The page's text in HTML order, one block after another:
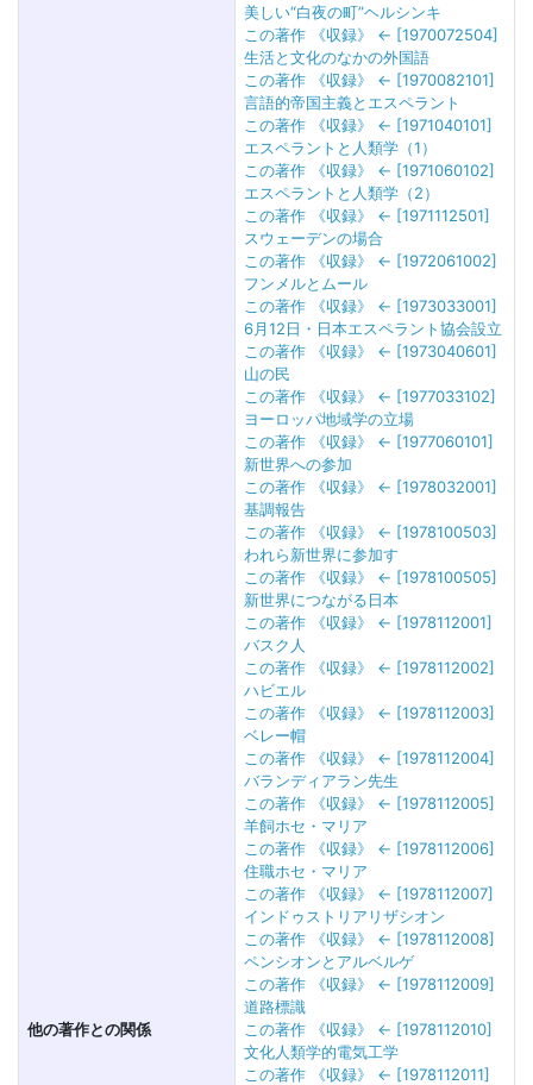
他の著作との関係
美しい“白夜の町”ヘルシンキ
この著作 《収録》 ← [1970072504]
生活と文化のなかの外国語
この著作 《収録》 ← [1970082101]
言語的帝国主義とエスペラント
この著作 《収録》 ← [1971040101]
エスペラントと人類学（1）
この著作 《収録》 ← [1971060102]
エスペラントと人類学（2）
この著作 《収録》 ← [1971112501]
スウェーデンの場合
この著作 《収録》 ← [1972061002]
フンメルとムール
この著作 《収録》 ← [1973033001]
6月12日・日本エスペラント協会設立
この著作 《収録》 ← [1973040601]
山の民
この著作 《収録》 ← [1977033102]
ヨーロッパ地域学の立場
この著作 《収録》 ← [1977060101]
新世界への参加
この著作 《収録》 ← [1978032001]
基調報告
この著作 《収録》 ← [1978100503]
われら新世界に参加す
この著作 《収録》 ← [1978100505]
新世界につながる日本
この著作 《収録》 ← [1978112001]
バスク人
この著作 《収録》 ← [1978112002]
ハビエル
この著作 《収録》 ← [1978112003]
ベレー帽
この著作 《収録》 ← [1978112004]
バランディアラン先生
この著作 《収録》 ← [1978112005]
羊飼ホセ・マリア
この著作 《収録》 ← [1978112006]
住職ホセ・マリア
この著作 《収録》 ← [1978112007]
インドゥストリアリザシオン
この著作 《収録》 ← [1978112008]
ペンシオンとアルベルゲ
この著作 《収録》 ← [1978112009]
道路標識
この著作 《収録》 ← [1978112010]
文化人類学的電気工学
この著作 《収録》 ← [1978112011]